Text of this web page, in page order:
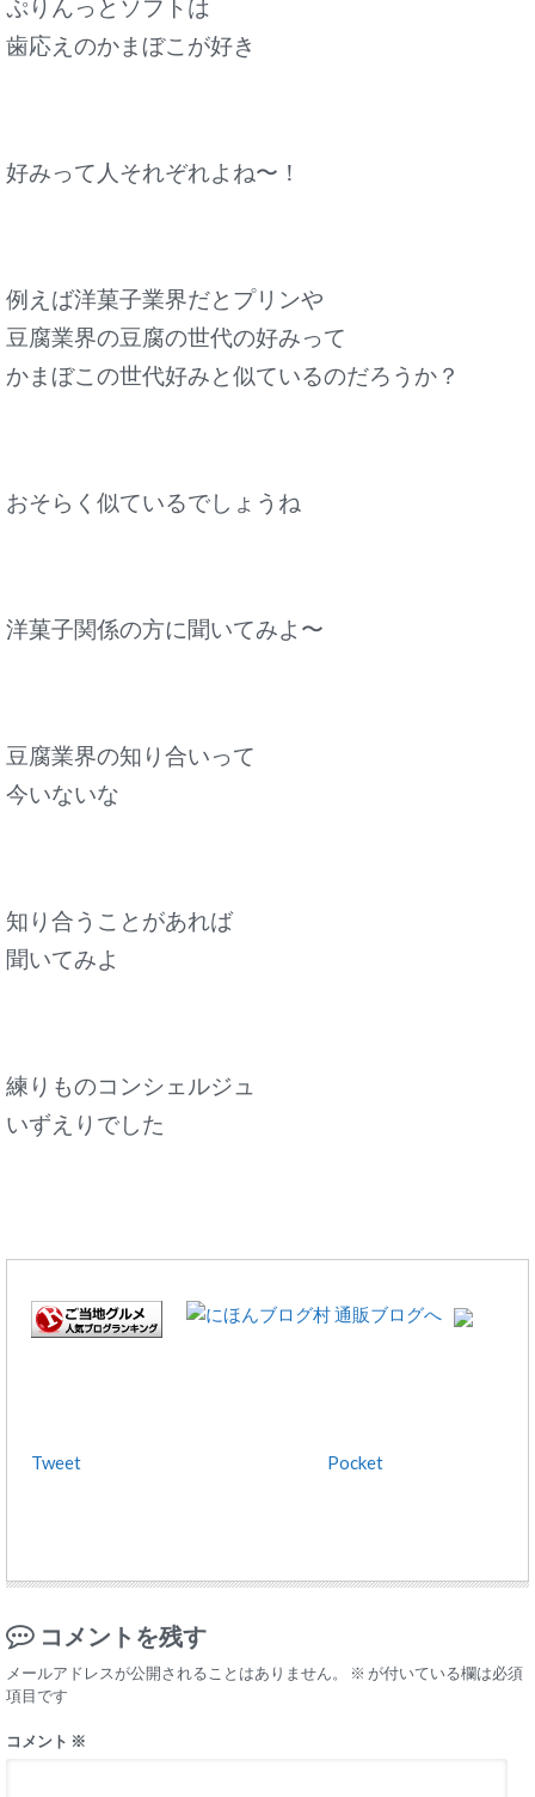
ぷりんっとソフトは
歯応えのかまぼこが好き
好みって人それぞれよね〜！
例えば洋菓子業界だとプリンや
豆腐業界の豆腐の世代の好みって
かまぼこの世代好みと似ているのだろうか？
おそらく似ているでしょうね
洋菓子関係の方に聞いてみよ〜
豆腐業界の知り合いって
今いないな
知り合うことがあれば
聞いてみよ
練りものコンシェルジュ
いずえりでした
Tweet Pocket
コメントを残す
メールアドレスが公開されることはありません。 ※ が付いている欄は必須
項目です
コメント ※